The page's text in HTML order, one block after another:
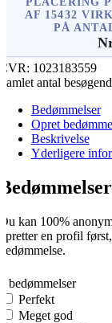
AF 15432
PÅ
1023183559
antal
Bedømmelser
Opret
Beskrivelse
Yderligere
kan 100%
en profil
bedømmelser
Perfekt
Meget god